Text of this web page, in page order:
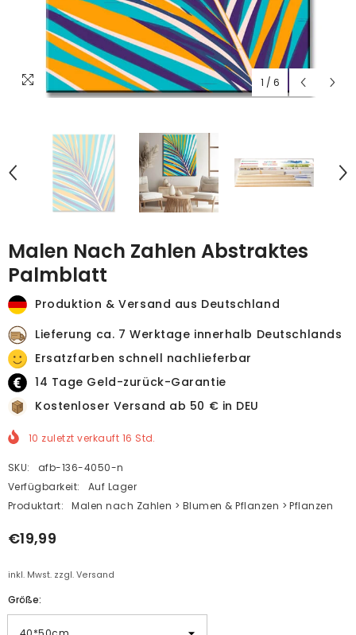
1 / 6
Malen Nach Zahlen Abstraktes
Palmblatt
Produktion & Versand aus Deutschland
Lieferung ca. 7 Werktage innerhalb Deutschlands
Ersatzfarben schnell nachlieferbar
14 Tage Geld-zurück-Garantie
Kostenloser Versand ab 50 € in DEU
10 zuletzt verkauft 16 Std.
SKU:
afb-136-4050-n
Verfügbarkeit:
Auf Lager
Produktart:
Malen nach Zahlen > Blumen & Pflanzen > Pflanzen
€19,99
inkl. Mwst. zzgl. Versand
Größe: